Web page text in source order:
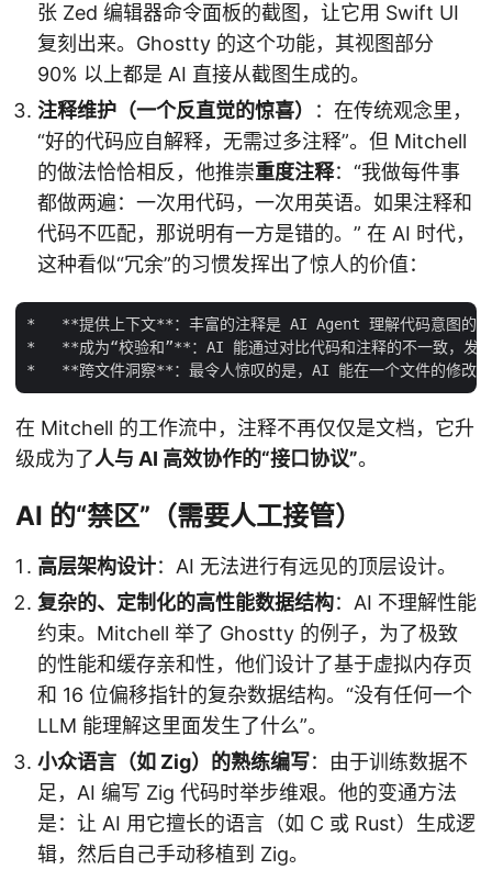
张 Zed 编辑器命令面板的截图，让它用 Swift UI
复刻出来。Ghostty 的这个功能，其视图部分
90% 以上都是 AI 直接从截图生成的。
注释维护（一个反直觉的惊喜）
：在传统观念里，
“好的代码应自解释，无需过多注释”。但 Mitchell
的做法恰恰相反，他推崇重度注释：“我做每件事
都做两遍：一次用代码，一次用英语。如果注释和
代码不匹配，那说明有一方是错的。” 在 AI 时代，
这种看似“冗余”的习惯发挥出了惊人的价值：
*   **提供上下文**：丰富的注释是 AI Agent 理解代码意图的最
*   **成为“校验和”**：AI 能通过对比代码和注释的不一致，发
在 Mitchell 的工作流中，注释不再仅仅是文档，它升
级成为了人与 AI 高效协作的“接口协议”。
AI 的“禁区”（需要人工接管）
高层架构设计：AI 无法进行有远见的顶层设计。
复杂的、定制化的高性能数据结构：AI 不理解性能
约束。Mitchell 举了 Ghostty 的例子，为了极致
的性能和缓存亲和性，他们设计了基于虚拟内存页
和 16 位偏移指针的复杂数据结构。“没有任何一个
LLM 能理解这里面发生了什么”。
小众语言（如 Zig）的熟练编写：由于训练数据不
足，AI 编写 Zig 代码时举步维艰。他的变通方法
是：让 AI 用它擅长的语言（如 C 或 Rust）生成逻
辑，然后自己手动移植到 Zig。